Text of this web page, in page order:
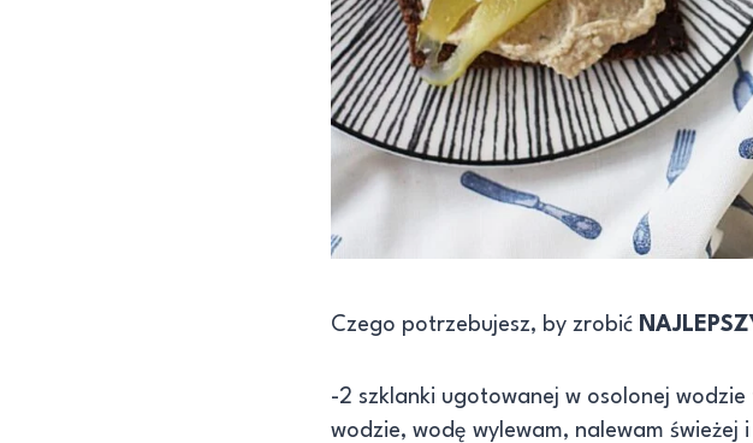
Czego potrzebujesz, by zrobić
-2 szklanki ugotowanej w osolonej
wodzie, wodę wylewam, nalewam świeżej